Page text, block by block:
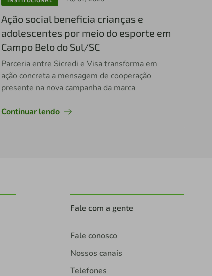
Ação social beneficia crianças e
adolescentes por meio do esporte em
Campo Belo do Sul/SC
Parceria entre Sicredi e Visa transforma em
ação concreta a mensagem de cooperação
presente na nova campanha da marca
Continuar lendo
Fale com a gente
Fale conosco
Nossos canais
Telefones